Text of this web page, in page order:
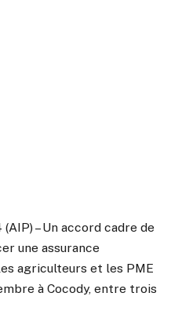
– Un accord cadre de
une assurance
agriculteurs et les PME
à Cocody, entre trois